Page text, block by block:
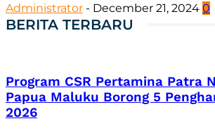
Administrator - December 21, 2024 0
BERITA TERBARU
Program CSR Pertamina Patra
Papua Maluku Borong 5
2026